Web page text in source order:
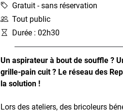
Gratuit - sans réservation
Tout public
Durée : 02h30
Un aspirateur à bout de souffle ?
grille-pain cuit ? Le réseau des
la solution !
Lors des ateliers, des bricoleurs